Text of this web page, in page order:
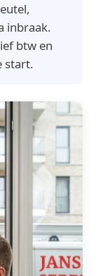
inbraak.
btw en
start.